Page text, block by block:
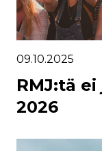
09.10.2025
RMJ:tä
2026